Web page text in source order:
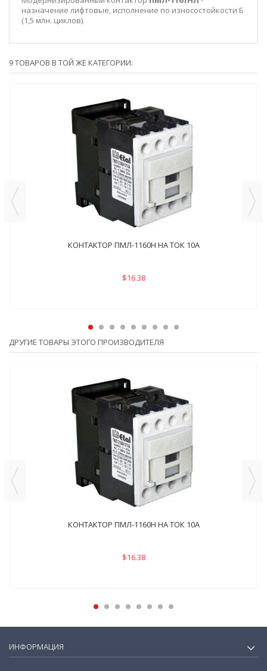
назначение лифтовые, исполнение по износостойкости Б
(1,5 млн. циклов).
9 ТОВАРОВ В ТОЙ ЖЕ КАТЕГОРИИ:
КОНТАКТОР ПМЛ-1160Н НА ТОК 10А
$16.38
ДРУГИЕ ТОВАРЫ ЭТОГО ПРОИЗВОДИТЕЛЯ
КОНТАКТОР ПМЛ-1160Н НА ТОК 10А
$16.38
ИНФОРМАЦИЯ